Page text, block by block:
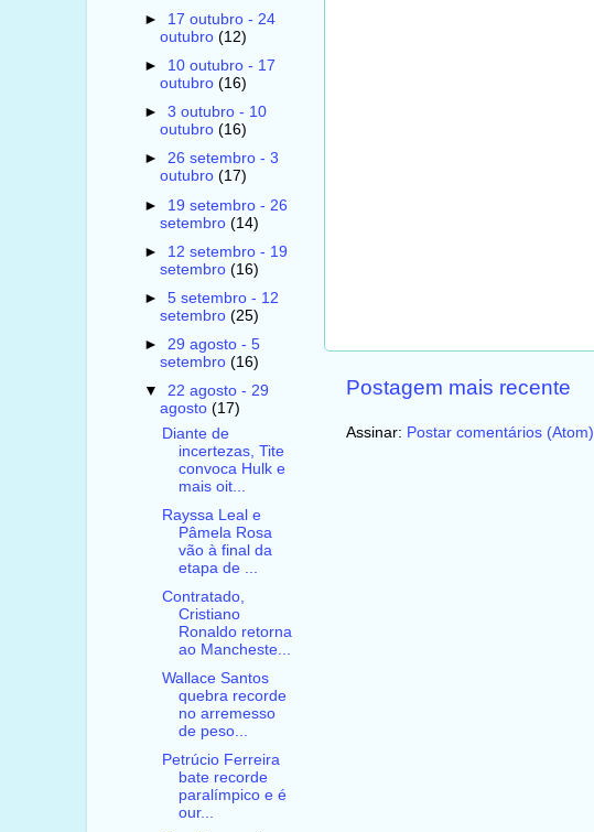
Postagem mais recente
Assinar: Postar comentários (Atom)
► 17 outubro - 24
outubro (12)
► 10 outubro - 17
outubro (16)
► 3 outubro - 10
outubro (16)
► 26 setembro - 3
outubro (17)
► 19 setembro - 26
setembro (14)
► 12 setembro - 19
setembro (16)
► 5 setembro - 12
setembro (25)
► 29 agosto - 5
setembro (16)
▼ 22 agosto - 29
agosto (17)
Diante de
incertezas, Tite
convoca Hulk e
mais oit...
Rayssa Leal e
Pâmela Rosa
vão à final da
etapa de ...
Contratado,
Cristiano
Ronaldo retorna
ao Mancheste...
Wallace Santos
quebra recorde
no arremesso
de peso...
Petrúcio Ferreira
bate recorde
paralímpico e é
our...